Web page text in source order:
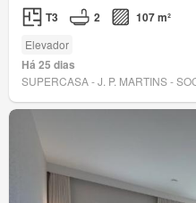
T3 2 107 m²
Elevador
Há 25 dias